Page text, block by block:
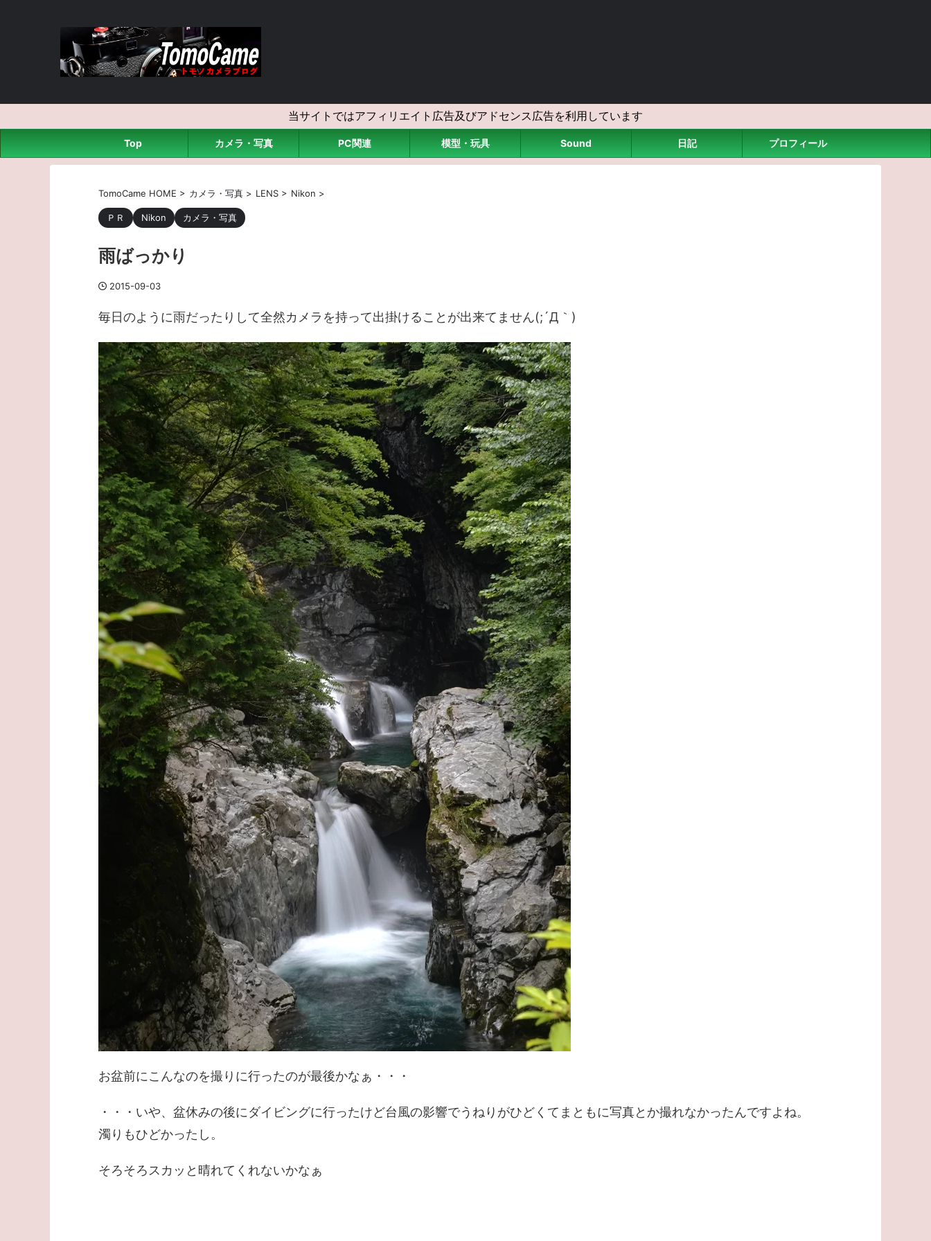
当サイトではアフィリエイト広告及びアドセンス広告を利用しています
Top カメラ・写真 PC関連 模型・玩具 Sound 日記 プロフィール
TomoCame HOME > カメラ・写真 > LENS > Nikon >
ＰＲ Nikon カメラ・写真
雨ばっかり
2015-09-03
毎日のように雨だったりして全然カメラを持って出掛けることが出来てません(;´Д｀)
お盆前にこんなのを撮りに行ったのが最後かなぁ・・・
・・・いや、盆休みの後にダイビングに行ったけど台風の影響でうねりがひどくてまともに写真とか撮れなかったんですよね。
濁りもひどかったし。
そろそろスカッと晴れてくれないかなぁ